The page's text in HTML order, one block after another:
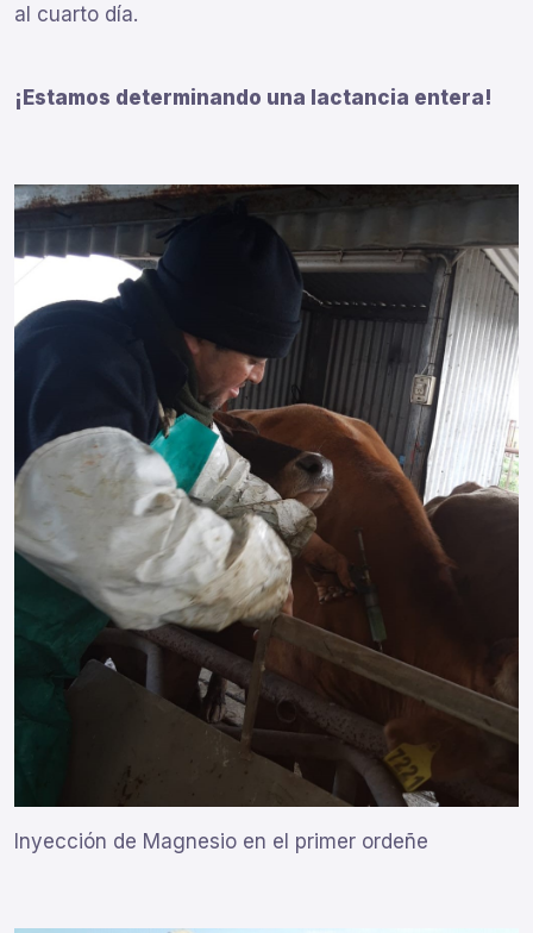
al cuarto día.
¡Estamos determinando una lactancia entera!
Inyección de Magnesio en el primer ordeñe